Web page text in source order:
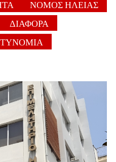
ΝΟΜΟΣ ΗΛΕΙΑΣ
ΔΙΑΦΟΡΑ